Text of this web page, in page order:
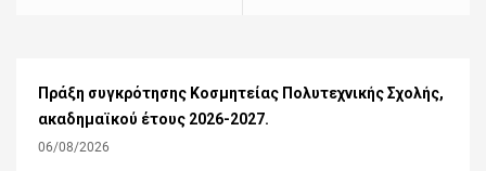
Πράξη συγκρότησης Κοσμητείας Πολυτεχνικής Σχολής,
ακαδημαϊκού έτους 2026-2027.
06/08/2026